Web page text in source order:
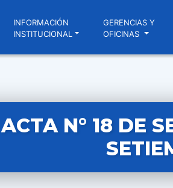
INFORMACIÓN
INSTITUCIONAL
GERENCIAS Y
OFICINAS
ACTA N° 18 DE